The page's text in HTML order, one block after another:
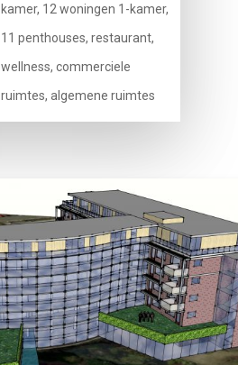
kamer, 12 woningen 1-kamer,
11 penthouses, restaurant,
wellness, commerciele
ruimtes, algemene ruimtes